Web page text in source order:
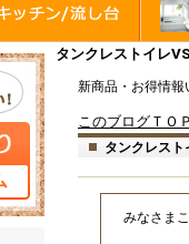
タンクレストイレ
新商品・お得情報
このブログＴＯ
タンクレスト
みなさま